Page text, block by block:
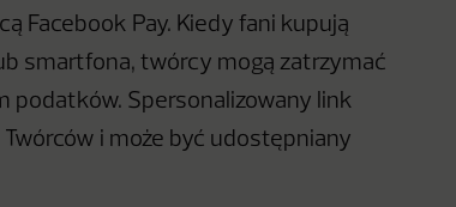
Facebook Pay. Kiedy fani kupują
smartfona, twórcy mogą zatrzymać
podatków. Spersonalizowany link
i może być udostępniany